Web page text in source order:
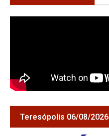
Teresópolis 06/08/2026